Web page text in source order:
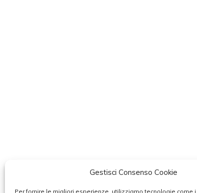
Gestisci Consenso Cookie
Per fornire le migliori esperienze, utilizziamo tecnologie come